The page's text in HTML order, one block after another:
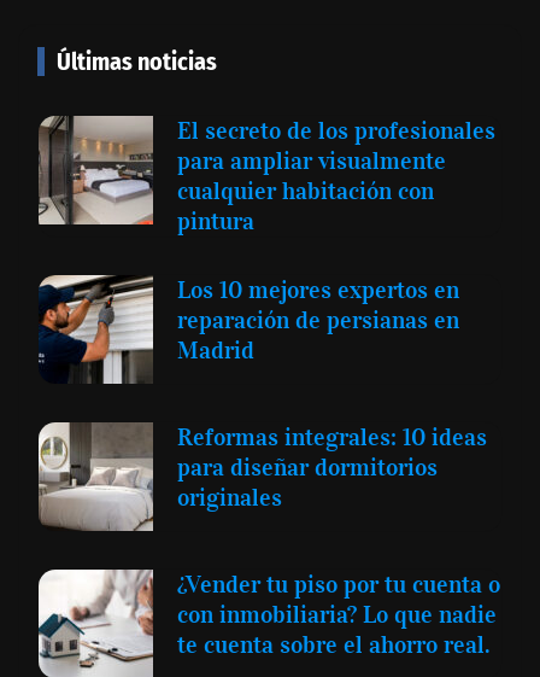
Últimas noticias
El secreto de los profesionales
para ampliar visualmente
cualquier habitación con
pintura
Los 10 mejores expertos en
reparación de persianas en
Madrid
Reformas integrales: 10 ideas
para diseñar dormitorios
originales
¿Vender tu piso por tu cuenta o
con inmobiliaria? Lo que nadie
te cuenta sobre el ahorro real.